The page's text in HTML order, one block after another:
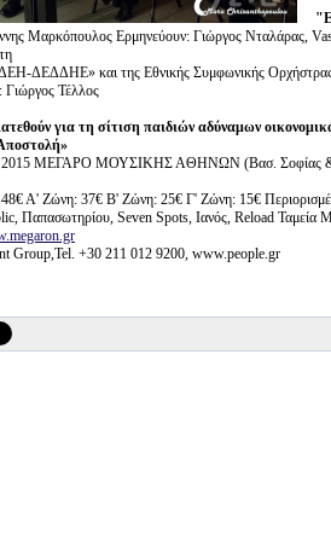
Μαρκόπουλος Eρμηνεύουν: Γιώργος Νταλάρας,
ΔΕΔΔΗΕ» και της Εθνικής Συμφωνικής
Τέλλος
για τη σίτιση παιδιών αδύναμων
ΜΕΓΑΡΟ ΜΟΥΣΙΚΗΣ ΑΘΗΝΩΝ (Βασ.
48€ Α' Ζώνη: 37€ Β' Ζώνη: 25€ Γ' Ζώνη: 15€
Παπασωτηρίου, Seven Spots, Ιανός, Reload
Group,Tel. +30 211 012 9200, www.people.gr